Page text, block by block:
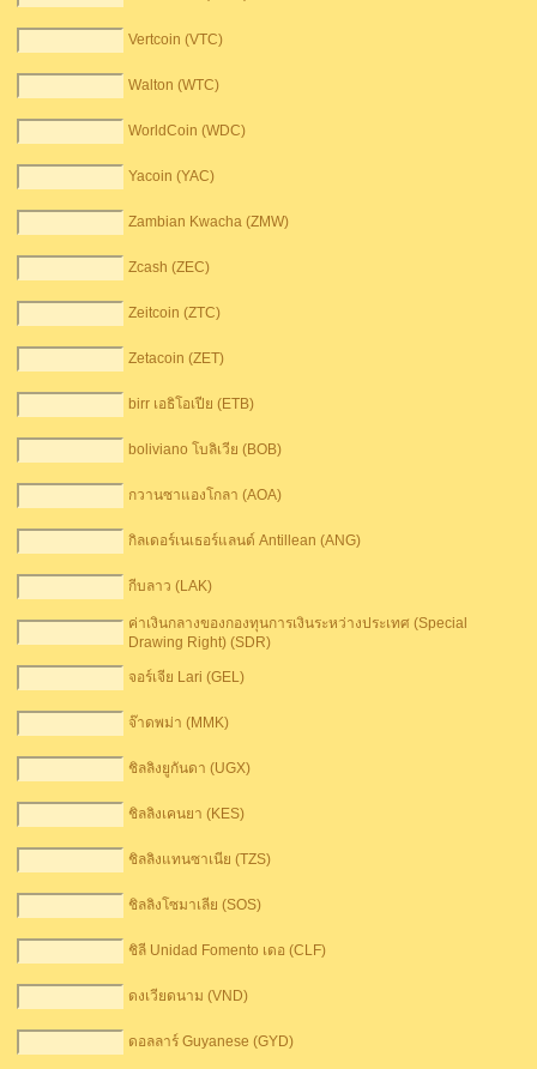
Vertcoin (VTC)
Walton (WTC)
WorldCoin (WDC)
Yacoin (YAC)
Zambian Kwacha (ZMW)
Zcash (ZEC)
Zeitcoin (ZTC)
Zetacoin (ZET)
birr เอธิโอเปีย (ETB)
boliviano โบลิเวีย (BOB)
กวานซาแองโกลา (AOA)
กิลเดอร์เนเธอร์แลนด์ Antillean (ANG)
กีบลาว (LAK)
ค่าเงินกลางของกองทุนการเงินระหว่างประเทศ (Special
Drawing Right) (SDR)
จอร์เจีย Lari (GEL)
จ๊าดพม่า (MMK)
ชิลลิงยูกันดา (UGX)
ชิลลิงเคนยา (KES)
ชิลลิงแทนซาเนีย (TZS)
ชิลลิงโซมาเลีย (SOS)
ชิลี Unidad Fomento เดอ (CLF)
ดงเวียดนาม (VND)
ดอลลาร์ G​​uyanese (GYD)